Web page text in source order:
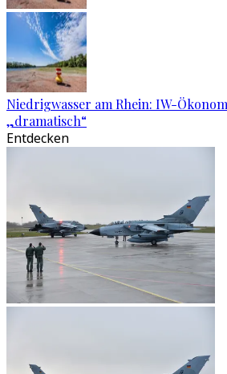
Niedrigwasser am Rhein: IW-
„dramatisch“
Entdecken